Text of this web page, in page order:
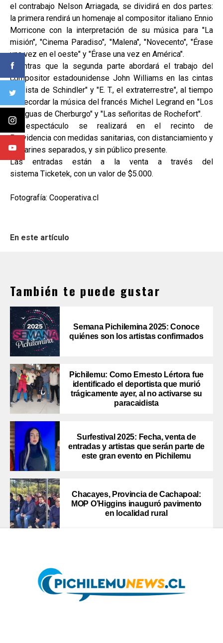
el contrabajo Nelson Arriagada, se dividirá en dos partes:
la primera rendirá un homenaje al compositor italiano Ennio
Morricone con la interpretación de su música para "La
misión", "Cinema Paradiso", "Malena", "Novecento", "Érase
una vez en el oeste" y "Érase una vez en América".
Mientras que la segunda parte abordará el trabajo del
compositor estadounidense John Williams en las cintas
"La lista de Schindler" y "E. T., el extraterrestre", al tiempo
de recordar la música del francés Michel Legrand en "Los
paraguas de Cherburgo" y "Las señoritas de Rochefort".
El espectáculo se realizará en el recinto de
Providencia con medidas sanitarias, con distanciamiento y
camarines separados, y sin público presente.
Las entradas están a la venta a través del
sistema Ticketek, con un valor de $5.000.
Fotografía: Cooperativa.cl
En este artículo
También te puede gustar
Semana Pichilemina 2025: Conoce
quiénes son los artistas confirmados
Pichilemu: Como Ernesto Lértora fue
identificado el deportista que murió
trágicamente ayer, al no activarse su
paracaidista
Surfestival 2025: Fecha, venta de
entradas y artistas que serán parte de
este gran evento en Pichilemu
Chacayes, Provincia de Cachapoal:
MOP O’Higgins inauguró pavimento
en localidad rural